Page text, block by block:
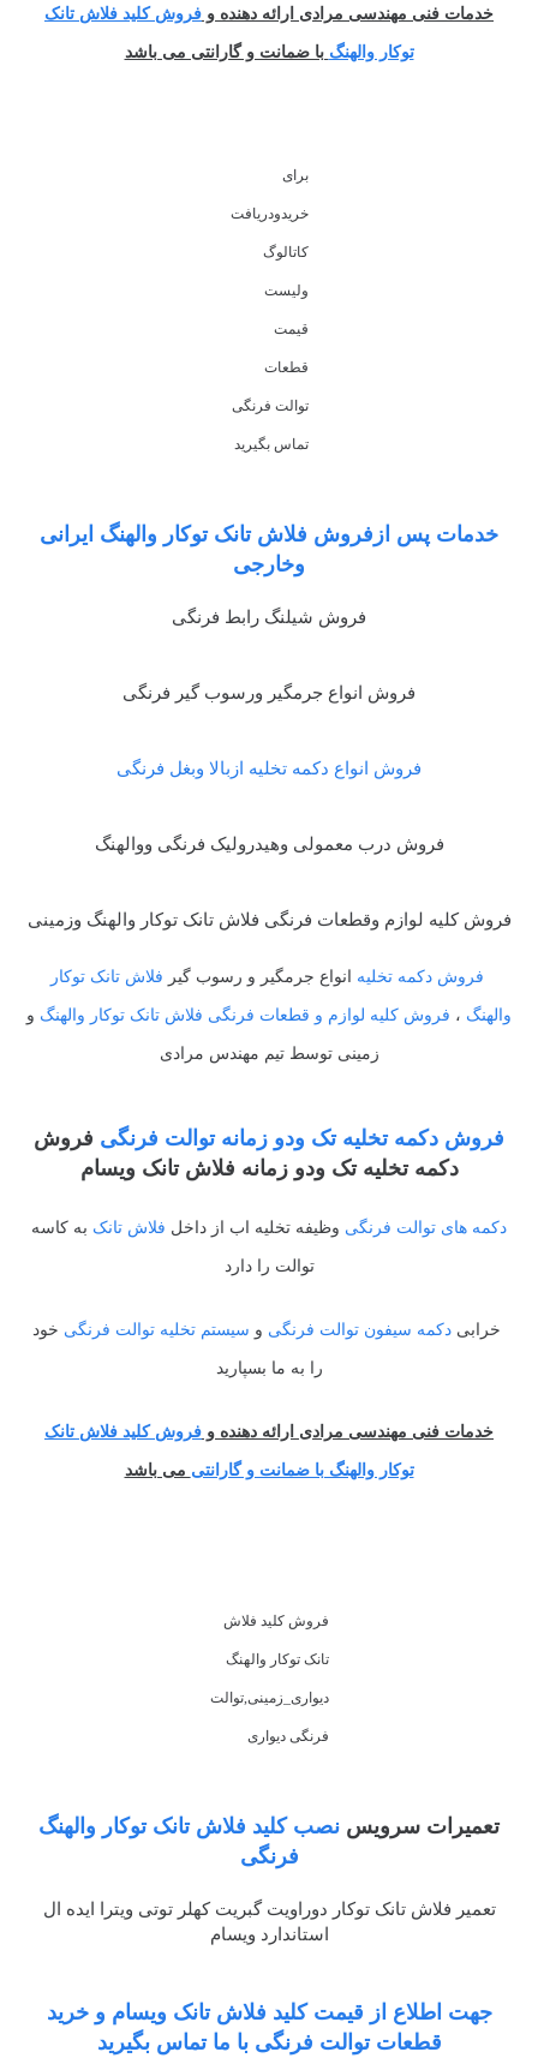
خدمات فنی مهندسی مرادی ارائه دهنده و فروش کلید فلاش تانک
توکار والهنگ با ضمانت و گارانتی می باشد
برای
خریدودریافت
کاتالوگ
ولیست
قیمت
قطعات
توالت فرنگی
تماس بگیرید
خدمات پس ازفروش فلاش تانک توکار والهنگ ایرانی
وخارجی
فروش شیلنگ رابط فرنگی
فروش انواع جرمگیر ورسوب گیر فرنگی
فروش انواع دکمه تخلیه ازبالا وبغل فرنگی
فروش درب معمولی وهیدرولیک فرنگی ووالهنگ
فروش کلیه لوازم وقطعات فرنگی فلاش تانک توکار والهنگ وزمینی
فروش دکمه تخلیه انواع جرمگیر و رسوب گیر فلاش تانک توکار
والهنگ ، فروش کلیه لوازم و قطعات فرنگی فلاش تانک توکار والهنگ و
زمینی توسط تیم مهندس مرادی
فروش دکمه تخلیه تک ودو زمانه توالت فرنگی فروش
دکمه تخلیه تک ودو زمانه فلاش تانک ویسام
دکمه های توالت فرنگی وظیفه تخلیه اب از داخل فلاش تانک به کاسه
توالت را دارد
خرابی دکمه سیفون توالت فرنگی و سیستم تخلیه توالت فرنگی خود
را به ما بسپارید
خدمات فنی مهندسی مرادی ارائه دهنده و فروش کلید فلاش تانک
توکار والهنگ با ضمانت و گارانتی می باشد
فروش کلید فلاش
تانک توکار والهنگ
دیواری_زمینی,توالت
فرنگی دیواری
تعمیرات سرویس نصب کلید فلاش تانک توکار والهنگ
فرنگی
تعمیر فلاش تانک توکار دوراویت گبریت کهلر توتی ویترا ایده ال
استاندارد ویسام
جهت اطلاع از قیمت کلید فلاش تانک ویسام و خرید
قطعات توالت فرنگی با ما تماس بگیرید